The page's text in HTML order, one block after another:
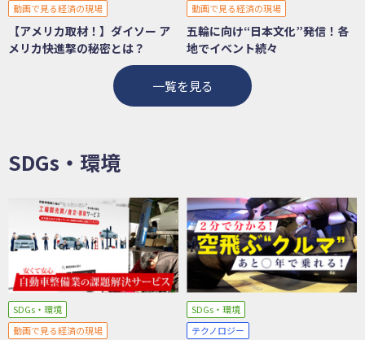
動画で見る経済の現場
【アメリカ取材！】ダイソー ア
メリカ快進撃の秘密とは？
動画で見る経済の現場
五輪に向け“日本文化”発信！各
地でイベント続々
一覧を見る
SDGs・環境
SDGs・環境
動画で見る経済の現場
SDGs・環境
テクノロジー